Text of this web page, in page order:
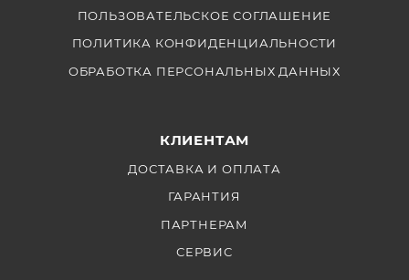
ПОЛЬЗОВАТЕЛЬСКОЕ СОГЛАШЕНИЕ
ПОЛИТИКА КОНФИДЕНЦИАЛЬНОСТИ
ОБРАБОТКА ПЕРСОНАЛЬНЫХ ДАННЫХ
КЛИЕНТАМ
ДОСТАВКА И ОПЛАТА
ГАРАНТИЯ
ПАРТНЕРАМ
СЕРВИС